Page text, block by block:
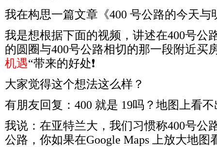
我在构思一篇文章《400 号公路的今天与
我是想根据下面的视频，讲述在400号公
的圆圈与400号公路相切的那一段附近买
机遇“带来的好处❗️
大家觉得这个想法这么样？
有朋友回复： 400 就是 19吗？地图上看不
我说：在亚特兰大，我们习惯称400号公
公路，你如果在Google Maps
上放大地图